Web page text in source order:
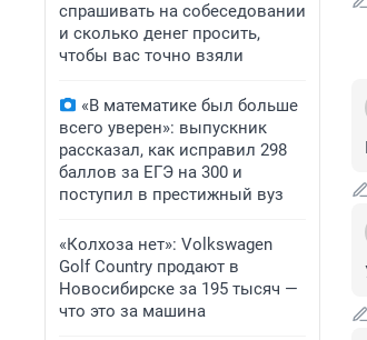
спрашивать на собеседовании
и сколько денег просить,
чтобы вас точно взяли
«В математике был больше
всего уверен»: выпускник
рассказал, как исправил 298
баллов за ЕГЭ на 300 и
поступил в престижный вуз
«Колхоза нет»: Volkswagen
Golf Сountry продают в
Новосибирске за 195 тысяч —
что это за машина